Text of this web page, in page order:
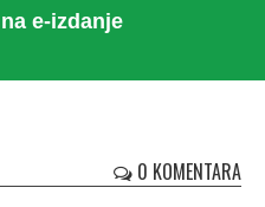
e-izdanje
0 KOMENTARA